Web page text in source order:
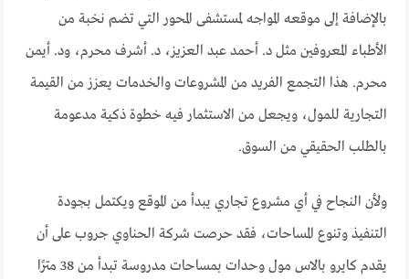
بالإضافة إلى موقعه المواجه لمستشفى المحور التي تضم نخبة من
الأطباء المعروفين مثل د. أحمد عبد العزيز، د. أشرف محرم، ود. أيمن
محرم. هذا التجمع الفريد من المشروعات والخدمات يعزز من القيمة
التجارية للمول، ويجعل من الاستثمار فيه خطوة ذكية مدعومة
بالطلب الحقيقي من السوق.
ولأن النجاح في أي مشروع تجاري يبدأ من الموقع ويكتمل بجودة
التنفيذ وتنوع المساحات، فقد حرصت شركة الحناوي جروب على أن
يقدم كايرو بالاس مول وحدات بمساحات مدروسة تبدأ من 38 مترًا